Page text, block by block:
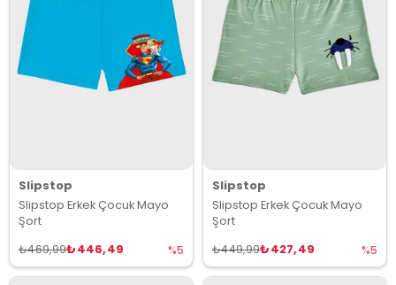
Slipstop
Slipstop Erkek Çocuk Mayo
Şort
₺446,49
₺469,99 %5
Slipstop
Slipstop Erkek Çocuk Mayo
Şort
₺427,49
₺449,99 %5